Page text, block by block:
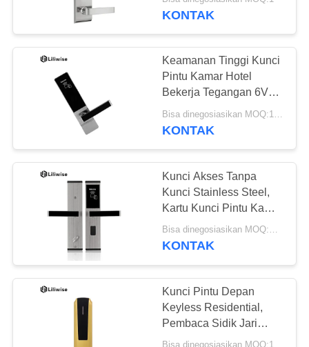
KEBIJAKAN
PRIBADI
KONTAK
Keamanan Tinggi Kunci
Pintu Kamar Hotel
Bekerja Tegangan 6V
310 * 72 Mm
Bisa dinegosiasikan MOQ:1 PC
KONTAK
Kunci Akses Tanpa
Kunci Stainless Steel,
Kartu Kunci Pintu Kamar
Hotel Digital RFID
Bisa dinegosiasikan MOQ:Bagian 1
KONTAK
Kunci Pintu Depan
Keyless Residential,
Pembaca Sidik Jari
Hotel Style Door Lock